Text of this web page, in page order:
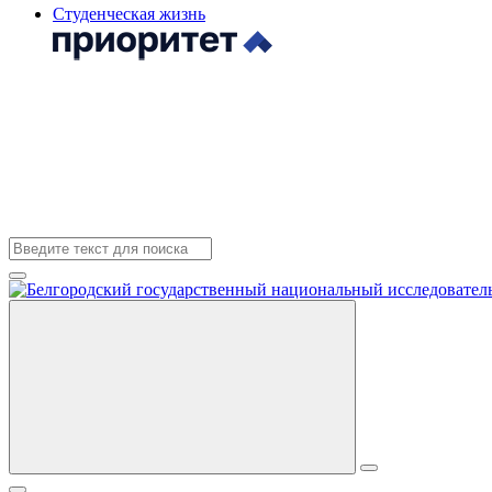
Студенческая жизнь